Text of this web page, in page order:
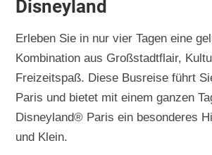
Disneyland
Erleben Sie in nur vier Tagen eine
Kombination aus Großstadtflair,
Freizeitspaß. Diese Busreise führt
Paris und bietet mit einem ganzen
Disneyland® Paris ein besonderes
und Klein.